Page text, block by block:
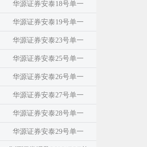
华源证券安泰18号单一
华源证券安泰19号单一
华源证券安泰23号单一
华源证券安泰25号单一
华源证券安泰26号单一
华源证券安泰27号单一
华源证券安泰28号单一
华源证券安泰29号单一